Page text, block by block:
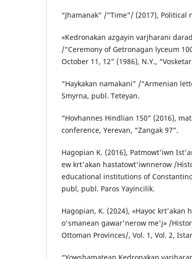
“Jhamanak” /“Time”/ (2017),
«Kedronakan azgayin varjharani
/“Ceremony of Getronagan lyceum
October 11, 12” (1986), N.Y.,
“Haykakan namakani” /“Armenian
Smyrna, publ. Teteyan.
“Hovhannes Hindlian 150” (2016),
conference, Yerevan, “Zangak 97”.
Hagopian K. (2016), Patmowt'iwn
ew krt'akan hastatowt'iwnnerow /
educational institutions of
publ, publ. Paros Yayincilik.
Hagopian, K. (2024), «Hayoc
o'smanean gawar'nerow me'j» /
Ottoman Provinces/, Vol. 1, Vol. 2,